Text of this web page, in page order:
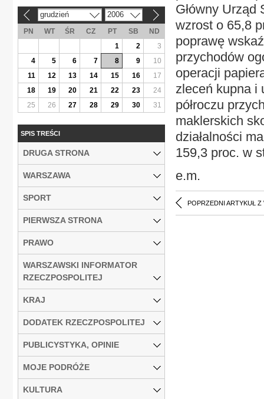
Główny
wzrost o 65,8
poprawę
przychodów
operacji
zleceń kupna i
półroczu
maklerskich
działalności
159,3 proc. w
e.m.
POPRZEDNI ARTYKUŁ Z
grudzień 2006
PN WT ŚR CZ PT SB
ND
1
2
3
4
5 6 7 8 9
10
11
12 13 14 15 16
17
18
19 20 21 22 23
24
25
26 27 28 29 30 31
SPIS TREŚCI
DRUGA STRONA
WARSZAWA
SPORT
PIERWSZA STRONA
PRAWO
WARSZAWSKI INFORMATOR
RZECZPOSPOLITEJ
KRAJ
DODATEK RZECZPOSPOLITEJ
PUBLICYSTYKA, OPINIE
MOJE PODRÓŻE
KULTURA